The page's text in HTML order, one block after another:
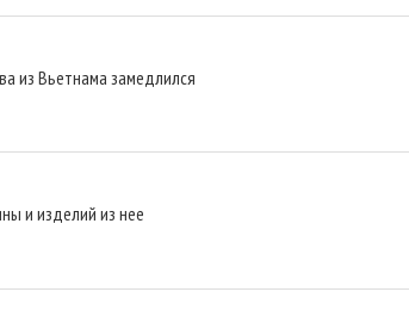
из Вьетнама замедлился
и изделий из нее